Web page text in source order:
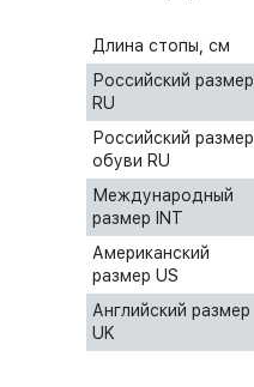
Длина стопы, см
Российский размер
RU
Российский размер
обуви RU
Международный
размер INT
Американский
размер US
Английский размер
UK